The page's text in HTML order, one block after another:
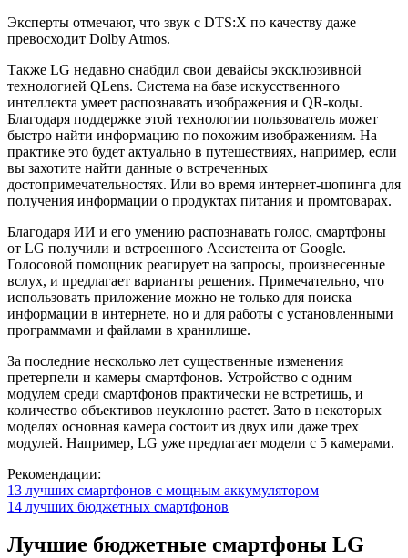
Эксперты отмечают, что звук с DTS:X по качеству даже
превосходит Dolby Atmos.
Также LG недавно снабдил свои девайсы эксклюзивной
технологией QLens. Система на базе искусственного
интеллекта умеет распознавать изображения и QR-коды.
Благодаря поддержке этой технологии пользователь может
быстро найти информацию по похожим изображениям. На
практике это будет актуально в путешествиях, например, если
вы захотите найти данные о встреченных
достопримечательностях. Или во время интернет-шопинга для
получения информации о продуктах питания и промтоварах.
Благодаря ИИ и его умению распознавать голос, смартфоны
от LG получили и встроенного Ассистента от Google.
Голосовой помощник реагирует на запросы, произнесенные
вслух, и предлагает варианты решения. Примечательно, что
использовать приложение можно не только для поиска
информации в интернете, но и для работы с установленными
программами и файлами в хранилище.
За последние несколько лет существенные изменения
претерпели и камеры смартфонов. Устройство с одним
модулем среди смартфонов практически не встретишь, и
количество объективов неуклонно растет. Зато в некоторых
моделях основная камера состоит из двух или даже трех
модулей. Например, LG уже предлагает модели с 5 камерами.
Рекомендации:
13 лучших смартфонов с мощным аккумулятором
14 лучших бюджетных смартфонов
Лучшие бюджетные смартфоны LG